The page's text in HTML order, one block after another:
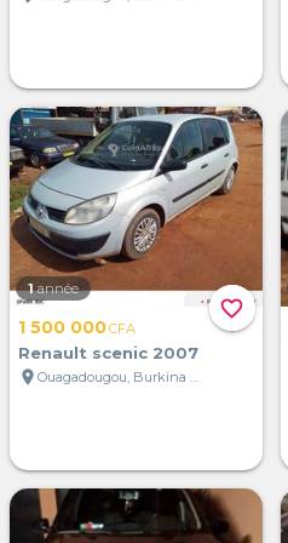
favorite_border
1 année
1 500 000CFA
Renault scenic 2007
location_on
Ouagadougou, Burkina Faso